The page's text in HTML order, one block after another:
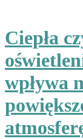
Ciepła
wpływa